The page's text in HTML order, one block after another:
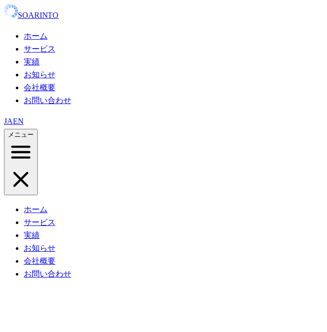
SOARINTO
ホーム
サービス
実績
お知らせ
会社概要
お問い合わせ
JAEN
メニュー
ホーム
サービス
実績
お知らせ
会社概要
お問い合わせ